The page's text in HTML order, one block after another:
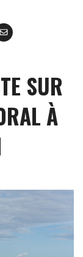
SUR
À